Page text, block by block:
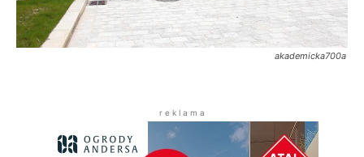
akademicka700a
r e k l a m a